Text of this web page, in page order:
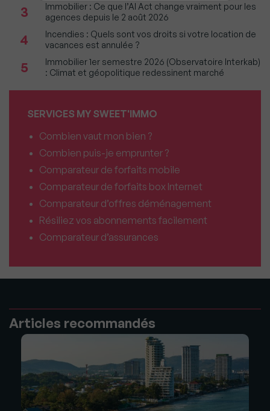
3
Immobilier : Ce que l’AI Act change vraiment pour les
agences depuis le 2 août 2026
4
Incendies : Quels sont vos droits si votre location de
vacances est annulée ?
5
Immobilier 1er semestre 2026 (Observatoire Interkab)
: Climat et géopolitique redessinent marché
SERVICES MY SWEET'IMMO
Combien vaut mon bien ?
Combien puis-je emprunter ?
Comparateur de forfaits mobile
Comparateur de forfaits box Internet
Comparateur d’offres déménagement
Résiliez vos abonnements facilement
Comparateur d’assurances
Articles recommandés